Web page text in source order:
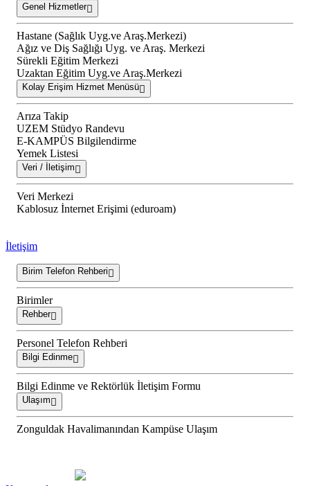
Genel Hizmetler
Hastane (Sağlık Uyg.ve Araş.Merkezi)
Ağız ve Diş Sağlığı Uyg. ve Araş. Merkezi
Sürekli Eğitim Merkezi
Uzaktan Eğitim Uyg.ve Araş.Merkezi
Kolay Erişim Hizmet Menüsü
Arıza Takip
UZEM Stüdyo Randevu
E-KAMPÜS Bilgilendirme
Yemek Listesi
Veri / İletişim
Veri Merkezi
Kablosuz İnternet Erişimi (eduroam)
İletişim
Birim Telefon Rehberi
Birimler
Rehber
Personel Telefon Rehberi
Bilgi Edinme
Bilgi Edinme ve Rektörlük İletişim Formu
Ulaşım
Zonguldak Havalimanından Kampüse Ulaşım